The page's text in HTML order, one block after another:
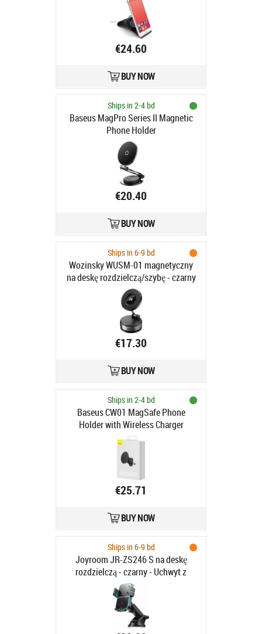
€24.60
BUY NOW
Ships in 2-4 bd
Baseus MagPro Series II Magnetic
Phone Holder
€20.40
BUY NOW
Ships in 6-9 bd
Wozinsky WUSM-01 magnetyczny
na deskę rozdzielczą/szybę - czarny
- Uchwyt samochodowy
€17.30
BUY NOW
Ships in 2-4 bd
Baseus CW01 MagSafe Phone
Holder with Wireless Charger
€25.71
BUY NOW
Ships in 6-9 bd
Joyroom JR-ZS246 S na deskę
rozdzielczą - czarny - Uchwyt z
ładowarką indukcyjną